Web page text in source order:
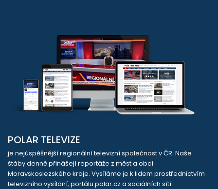
POLAR TELEVIZE
je nejúspěšnější regionální televizní společnost v ČR. Naše
štáby denně přinášejí reportáže z měst a obcí
Moravskoslezského kraje. Vysíláme je k lidem prostřednictvím
televizního vysílání, portálu polar.cz a sociálních sítí.